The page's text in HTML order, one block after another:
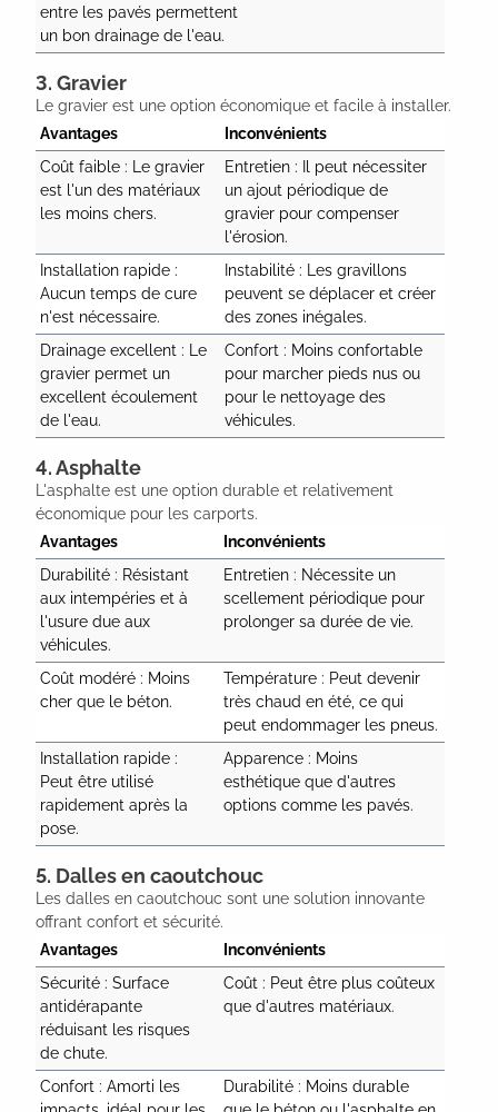
entre les pavés permettent
un bon drainage de l'eau.
3. Gravier
Le gravier est une option économique et facile à installer.
Avantages
Inconvénients
Coût faible : Le gravier
est l'un des matériaux
les moins chers.
Entretien : Il peut nécessiter
un ajout périodique de
gravier pour compenser
l'érosion.
Installation rapide :
Aucun temps de cure
n'est nécessaire.
Instabilité : Les gravillons
peuvent se déplacer et créer
des zones inégales.
Drainage excellent : Le
gravier permet un
excellent écoulement
de l'eau.
Confort : Moins confortable
pour marcher pieds nus ou
pour le nettoyage des
véhicules.
4. Asphalte
L'asphalte est une option durable et relativement
économique pour les carports.
Avantages
Inconvénients
Durabilité : Résistant
aux intempéries et à
l'usure due aux
véhicules.
Entretien : Nécessite un
scellement périodique pour
prolonger sa durée de vie.
Coût modéré : Moins
cher que le béton.
Température : Peut devenir
très chaud en été, ce qui
peut endommager les pneus.
Installation rapide :
Peut être utilisé
rapidement après la
pose.
Apparence : Moins
esthétique que d'autres
options comme les pavés.
5. Dalles en caoutchouc
Les dalles en caoutchouc sont une solution innovante
offrant confort et sécurité.
Avantages
Inconvénients
Sécurité : Surface
antidérapante
réduisant les risques
de chute.
Coût : Peut être plus coûteux
que d'autres matériaux.
Confort : Amorti les
Durabilité : Moins durable